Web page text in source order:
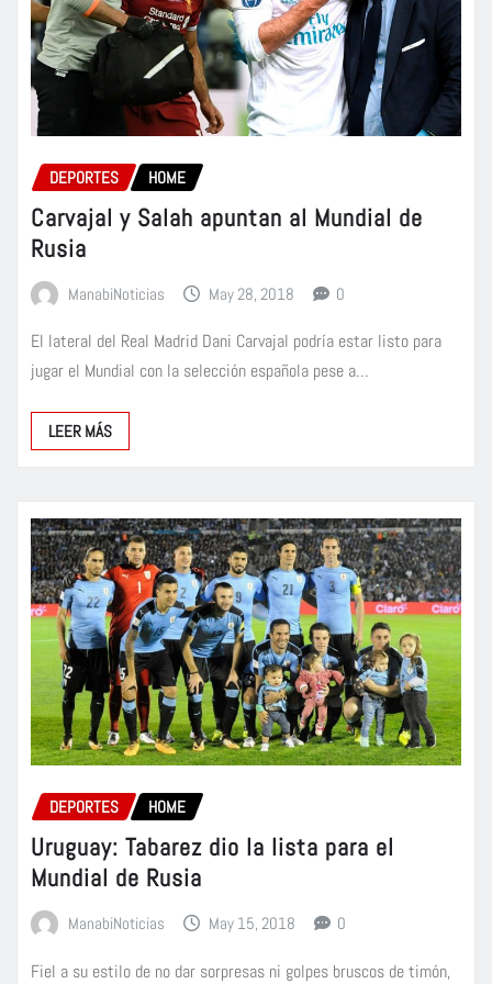
DEPORTES HOME
Carvajal y Salah apuntan al Mundial de
Rusia
ManabiNoticias May 28, 2018 0
El lateral del Real Madrid Dani Carvajal podría estar listo para
jugar el Mundial con la selección española pese a…
LEER MÁS
DEPORTES HOME
Uruguay: Tabarez dio la lista para el
Mundial de Rusia
ManabiNoticias May 15, 2018 0
Fiel a su estilo de no dar sorpresas ni golpes bruscos de timón,